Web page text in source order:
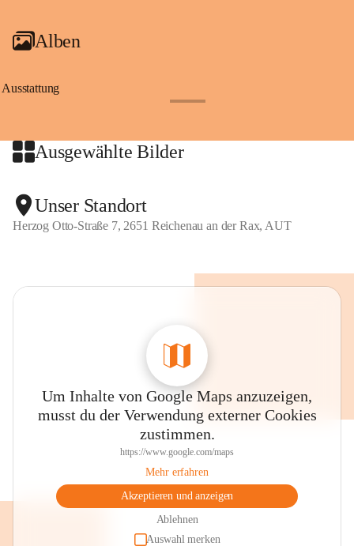
Alben
Ausstattung
Ausgewählte Bilder
Unser Standort
Herzog Otto-Straße 7, 2651 Reichenau an der Rax, AUT
Um Inhalte von Google Maps anzuzeigen,
musst du der Verwendung externer Cookies
zustimmen.
https://www.google.com/maps
Mehr erfahren
Akzeptieren und anzeigen
Ablehnen
Auswahl merken